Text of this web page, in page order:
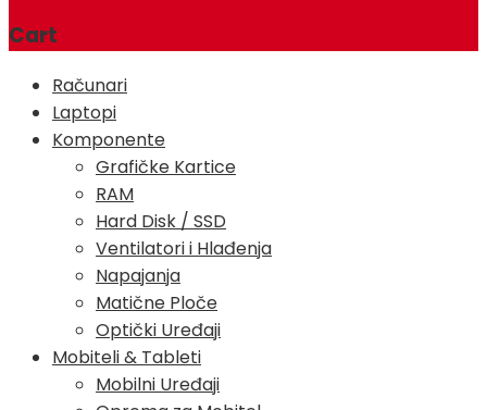
Cart
Računari
Laptopi
Komponente
Grafičke Kartice
RAM
Hard Disk / SSD
Ventilatori i Hlađenja
Napajanja
Matične Ploče
Optički Uređaji
Mobiteli & Tableti
Mobilni Uređaji